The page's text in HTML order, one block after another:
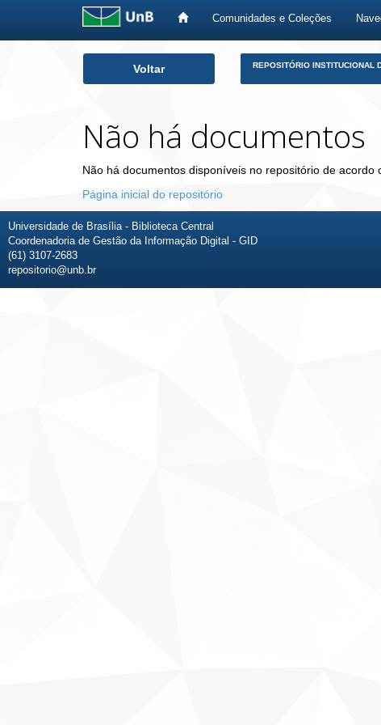
Comunidades e Coleções
Voltar REPOSITÓRIO INSTITUCIONAL
Não há documentos
Não há documentos disponíveis no repositório de acordo
Página inicial do repositório
Universidade de Brasília - Biblioteca Central
Coordenadoria de Gestão da Informação Digital - GID
(61) 3107-2683
repositorio@unb.br